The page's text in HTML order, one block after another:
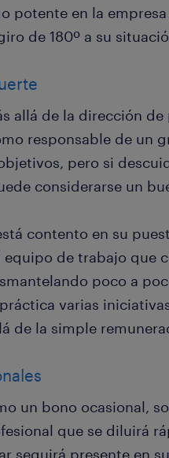
potente en la
de 180º a su
allá de la dirección
responsable de un
pero si
considerarse un
contento en su
de trabajo que
poco a
varias
de la simple
un bono ocasional,
que se diluirá
seguirá presente en